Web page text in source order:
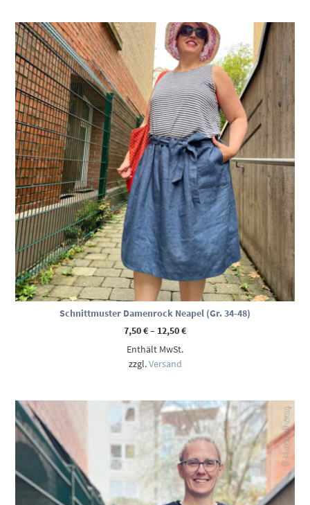
Schnittmuster Damenrock Neapel (Gr. 34-48)
7,50€– 12,50€Preisspanne:
Enthält MwSt.
zzgl.Versand